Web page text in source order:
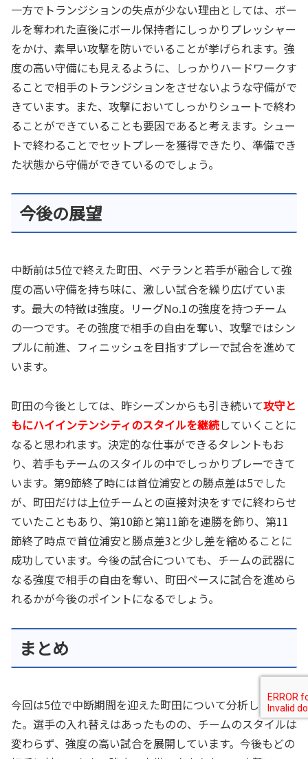
一方でトランジションの失点が少ない理由としては、ボー
ルを奪われた直後にボール保持者にしっかりプレッシャー
をかけ、素早い攻撃を防いでいることが挙げられます。強
度の高い守備にも見えるように、しっかりハードワークす
ることで相手のトランジションをさせないような守備がで
きています。また、攻撃においてしっかりシュートで終わ
ることができていることも要因であると考えます。シュー
トで終わることでセットプレーを獲得できたり、準備でき
た状態から守備ができているのでしょう。
今後の展望
中断前は5位で終えた町田、ベテランと若手が融合して強
度の高い守備を持ち味に、激しい試合を繰り広げていま
す。最大の特徴は強度。リーグNo.1の強度を持つチーム
の一つです。その強度で相手の自由を奪い、攻撃ではシン
プルに前進、フィニッシュを目指すプレーで試合を進めて
います。
町田の今後としては、昨シーズンからも引き続いて攻守と
もにハイインテンシティのスタイルを継続していくことに
なると思われます。決定的な仕事ができるタレントもお
り、若手もチームのスタイルの中でしっかりプレーできて
います。第9節終了時には首位浦安との勝点差は5でした
が、町田だけは上位チームとの直接対決をすでに終わらせ
ていたこともあり、第10節と第11節を連勝を飾り、第11
節終了時点で首位浦安と勝点差3と少し差を縮めることに
成功しています。今後の試合についても、チームの武器に
なる強度で相手の自由を奪い、町田ペースに試合を進めら
れるかが今後のポイントになるでしょう。
まとめ
今回は5位で中断期間を迎えた町田について分析しまし
た。選手の入れ替えはあったものの、チームのスタイルは
変わらず、強度の高い試合を展開しています。今後もどの